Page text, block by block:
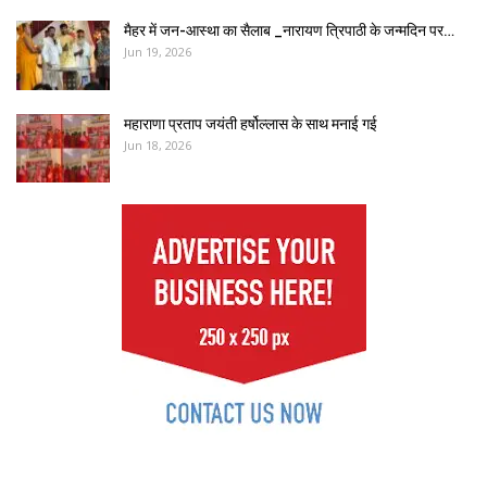
मैहर में जन-आस्था का सैलाब _नारायण त्रिपाठी के जन्मदिन पर…
Jun 19, 2026
महाराणा प्रताप जयंती हर्षोल्लास के साथ मनाई गई
Jun 18, 2026